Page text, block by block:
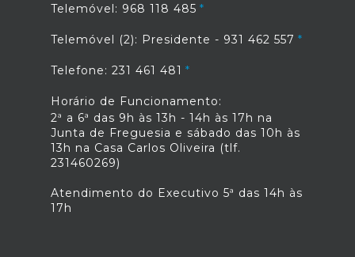
Telemóvel: 968 118 485
Telemóvel (2): Presidente - 931 462 557
Telefone: 231 461 481
Horário de Funcionamento:
2ª a 6ª das 9h às 13h - 14h às 17h na
Junta de Freguesia e sábado das 10h às
13h na Casa Carlos Oliveira (tlf.
231460269)
Atendimento do Executivo 5ª das 14h às
17h